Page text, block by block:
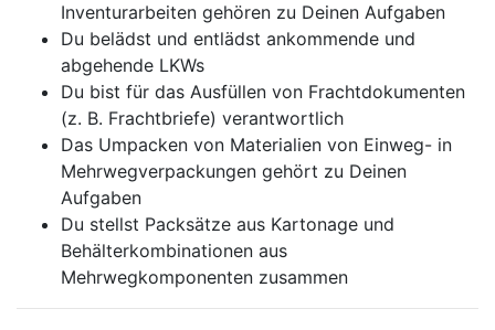
Inventurarbeiten gehören zu Deinen Aufgaben
Du belädst und entlädst ankommende und
abgehende LKWs
Du bist für das Ausfüllen von Frachtdokumenten
(z. B. Frachtbriefe) verantwortlich
Das Umpacken von Materialien von Einweg- in
Mehrwegverpackungen gehört zu Deinen
Aufgaben
Du stellst Packsätze aus Kartonage und
Behälterkombinationen aus
Mehrwegkomponenten zusammen